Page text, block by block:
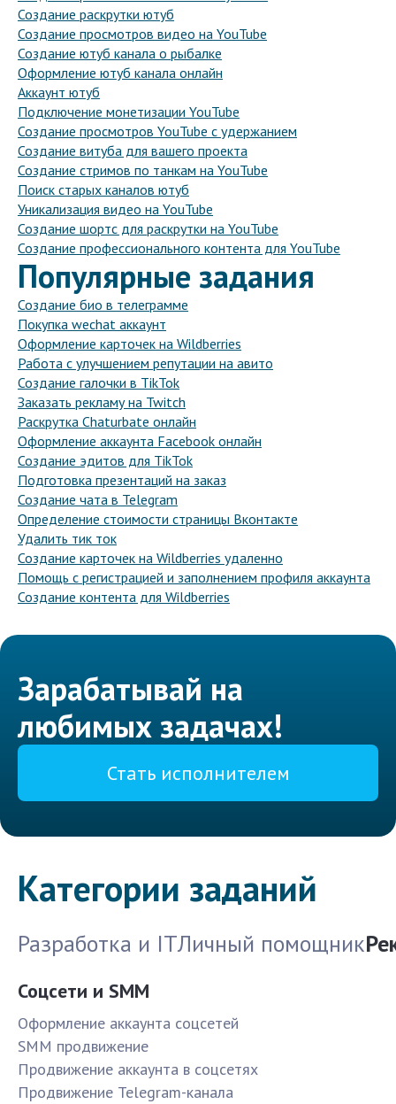
Создание раскрутки ютуб
Создание просмотров видео на YouTube
Создание ютуб канала о рыбалке
Оформление ютуб канала онлайн
Аккаунт ютуб
Подключение монетизации YouTube
Создание просмотров YouTube с удержанием
Создание витуба для вашего проекта
Создание стримов по танкам на YouTube
Поиск старых каналов ютуб
Уникализация видео на YouTube
Создание шортс для раскрутки на YouTube
Создание профессионального контента для YouTube
Популярные задания
Создание био в телеграмме
Покупка wechat аккаунт
Оформление карточек на Wildberries
Работа с улучшением репутации на авито
Создание галочки в TikTok
Заказать рекламу на Twitch
Раскрутка Chaturbate онлайн
Оформление аккаунта Facebook онлайн
Создание эдитов для TikTok
Подготовка презентаций на заказ
Создание чата в Telegram
Определение стоимости страницы Вконтакте
Удалить тик ток
Создание карточек на Wildberries удаленно
Помощь с регистрацией и заполнением профиля аккаунта
Создание контента для Wildberries
Зарабатывай на
любимых задачах!
Стать исполнителем
Категории заданий
Разработка и ITЛичный помощник
Соцсети и SMM
Оформление аккаунта соцсетей
SMM продвижение
Продвижение аккаунта в соцсетях
Продвижение Telegram-канала